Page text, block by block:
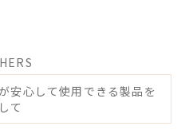
安心して使用できる製品を
て